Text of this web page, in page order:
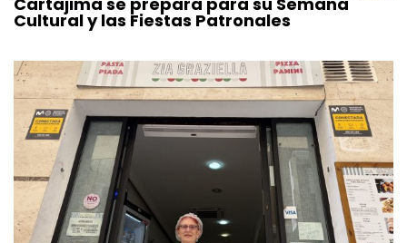
Cultural y las Fiestas Patronales